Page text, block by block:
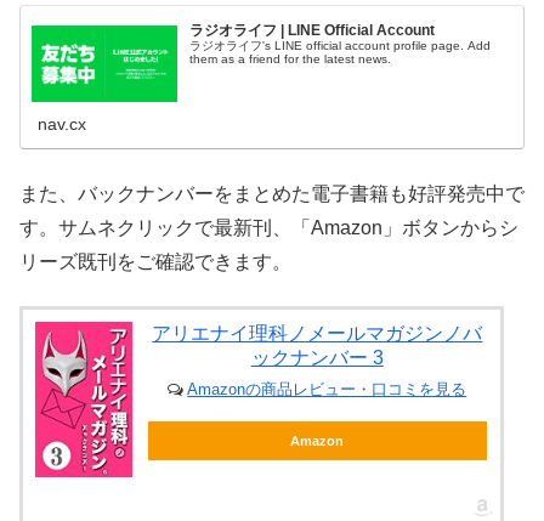
ラジオライフ | LINE Official Account
ラジオライフ's LINE official account profile page. Add
them as a friend for the latest news.
nav.cx
また、バックナンバーをまとめた電子書籍も好評発売中で
す。サムネクリックで最新刊、「Amazon」ボタンからシ
リーズ既刊をご確認できます。
アリエナイ理科ノメールマガジンノバ
ックナンバー 3
Amazonの商品レビュー・口コミを見る
Amazon